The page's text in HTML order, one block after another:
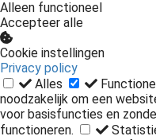
Alleen functioneel
Accepteer alle
Cookie instellingen
Privacy policy
Alles
noodzakelijk om een
voor basisfuncties en
functioneren.